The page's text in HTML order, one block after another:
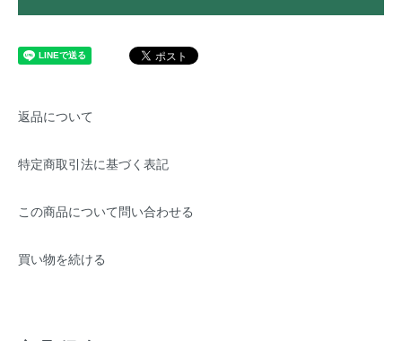
返品について
特定商取引法に基づく表記
この商品について問い合わせる
買い物を続ける